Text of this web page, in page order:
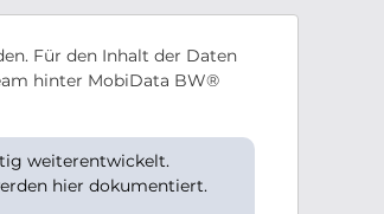
Für den Inhalt der Daten
hinter MobiData BW®
weiterentwickelt.
hier dokumentiert.